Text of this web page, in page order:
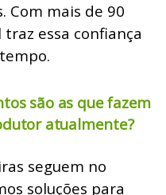
Com mais de 90
essa confiança
são as que fazem
atualmente?
seguem no
soluções para